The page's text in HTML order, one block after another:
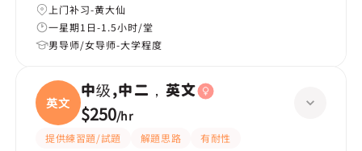
上门补习-黄大仙
一星期1日-1.5小时/堂
男导师/女导师-大学程度
英文
中级,中二，英文
$250/hr
提供練習題/試題 解題思路
有耐性